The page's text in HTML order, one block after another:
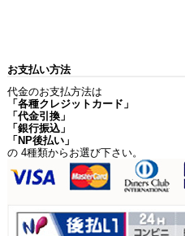
お支払い方法
代金のお支払方法は
「各種クレジットカード」
「代金引換」
「銀行振込」
「NP後払い」
の 4種類からお選び下さい。